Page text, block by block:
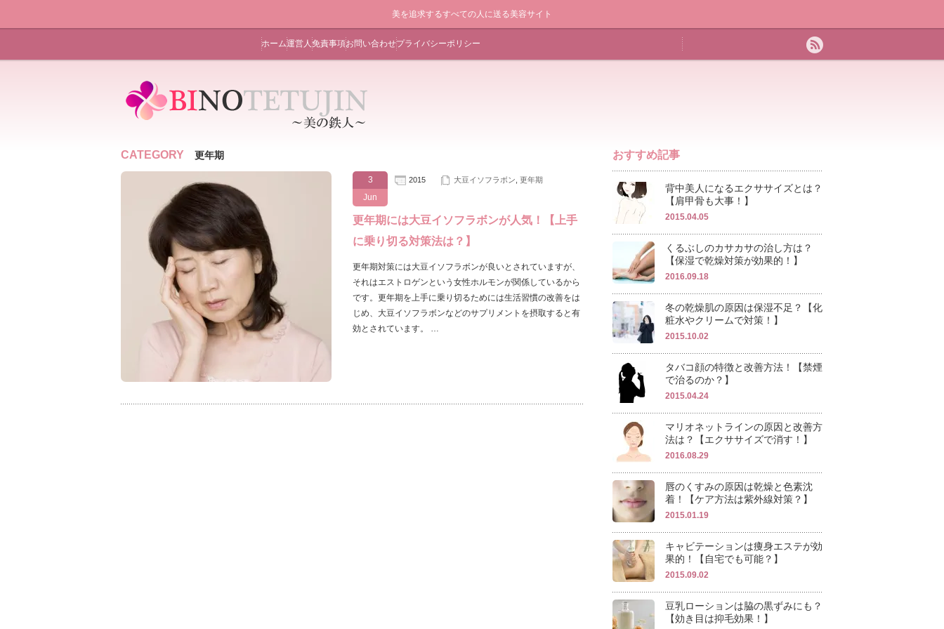
美を追求するすべての人に送る美容サイト
ホーム運営人免責事項お問い合わせプライバシーポリシー
CATEGORY 更年期
3
Jun
2015 大豆イソフラボン 更年期
更年期には大豆イソフラボンが人気！【上手
に乗り切る対策法は？】
更年期対策には大豆イソフラボンが良いとされていますが、
それはエストロゲンという女性ホルモンが関係しているから
です。更年期を上手に乗り切るためには生活習慣の改善をは
じめ、大豆イソフラボンなどのサプリメントを摂取すると有
効とされています。 …
おすすめ記事
背中美人になるエクササイズとは？
【肩甲骨も大事！】
2015.04.05
くるぶしのカサカサの治し方は？
【保湿で乾燥対策が効果的！】
2016.09.18
冬の乾燥肌の原因は保湿不足？【化
粧水やクリームで対策！】
2015.10.02
タバコ顔の特徴と改善方法！【禁煙
で治るのか？】
2015.04.24
マリオネットラインの原因と改善方
法は？【エクササイズで消す！】
2016.08.29
唇のくすみの原因は乾燥と色素沈
着！【ケア方法は紫外線対策？】
2015.01.19
キャビテーションは痩身エステが効
果的！【自宅でも可能？】
2015.09.02
豆乳ローションは脇の黒ずみにも？
【効き目は抑毛効果！】